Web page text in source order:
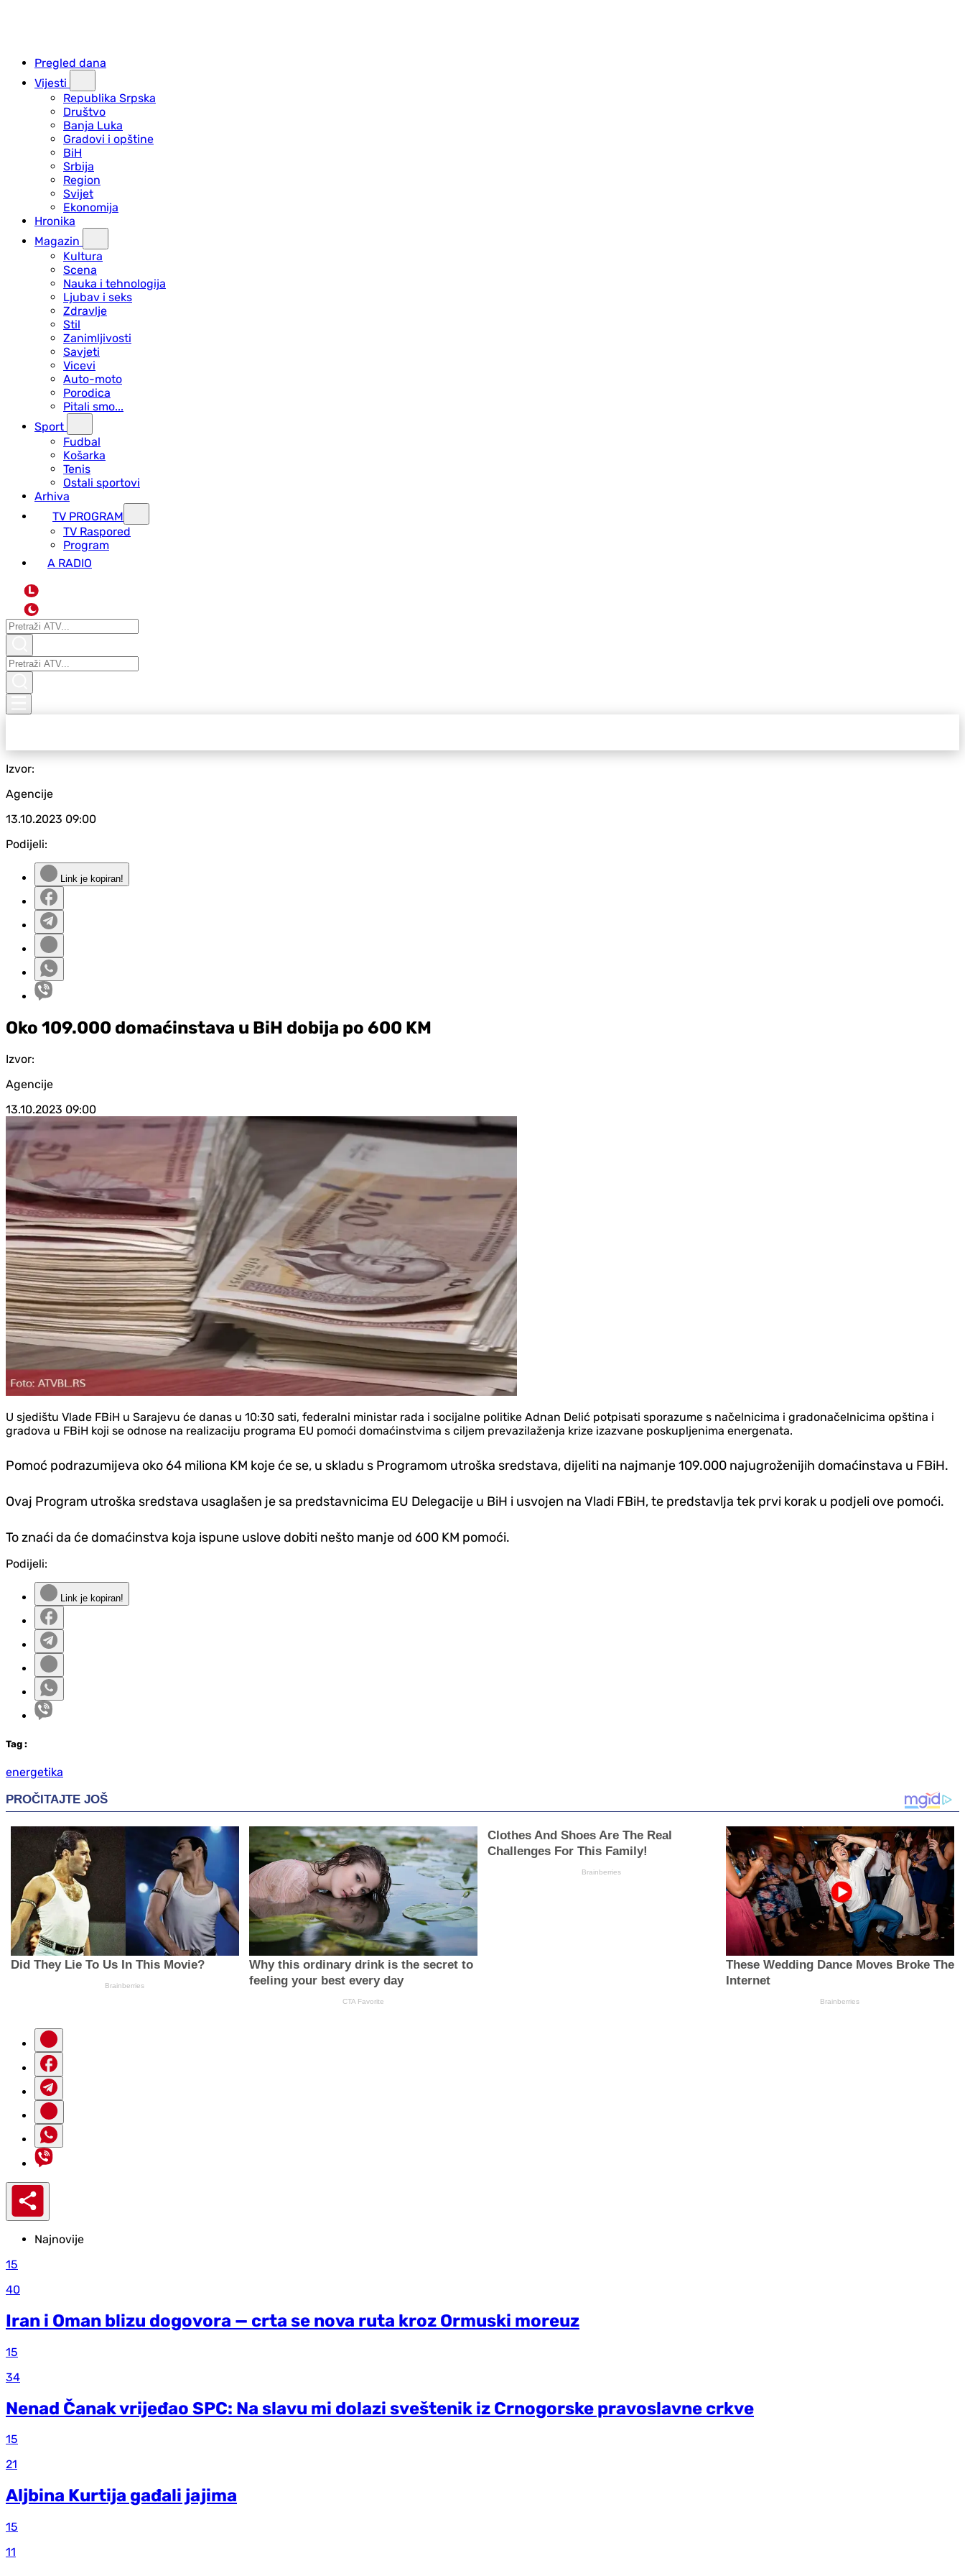
Pregled dana
Vijesti
Republika Srpska
Društvo
Banja Luka
Gradovi i opštine
BiH
Srbija
Region
Svijet
Ekonomija
Hronika
Magazin
Kultura
Scena
Nauka i tehnologija
Ljubav i seks
Zdravlje
Stil
Zanimljivosti
Savjeti
Vicevi
Auto-moto
Porodica
Pitali smo...
Sport
Fudbal
Košarka
Tenis
Ostali sportovi
Arhiva
TV PROGRAM
ТV Raspored
Program
A RADIO
L
Izvor:
Agencije
13.10.2023 09:00
Podijeli:
Link je kopiran!
Oko 109.000 domaćinstava u BiH dobija po 600 KM
Izvor:
Agencije
13.10.2023 09:00
U sjedištu Vlade FBiH u Sarajevu će danas u 10:30 sati, federalni ministar rada i socijalne politike Adnan Delić potpisati sporazume s načelnicima i gradonačelnicima opština i
gradova u FBiH koji se odnose na realizaciju programa EU pomoći domaćinstvima s ciljem prevazilaženja krize izazvane poskupljenima energenata.
Pomoć podrazumijeva oko 64 miliona KM koje će se, u skladu s Programom utroška sredstava, dijeliti na najmanje 109.000 najugroženijih domaćinstava u FBiH.
Ovaj Program utroška sredstava usaglašen je sa predstavnicima EU Delegacije u BiH i usvojen na Vladi FBiH, te predstavlja tek prvi korak u podjeli ove pomoći.
To znaći da će domaćinstva koja ispune uslove dobiti nešto manje od 600 KM pomoći.
Podijeli:
Link je kopiran!
Tag :
energetika
Najnovije
15
40
Iran i Oman blizu dogovora — crta se nova ruta kroz Ormuski moreuz
15
34
Nenad Čanak vrijeđao SPC: Na slavu mi dolazi sveštenik iz Crnogorske pravoslavne crkve
15
21
Aljbina Kurtija gađali jajima
15
11